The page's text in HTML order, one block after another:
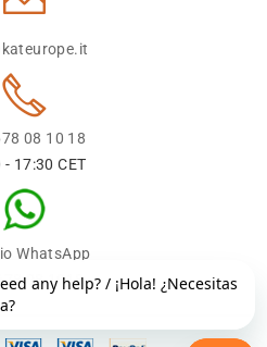
08 10 18
- 17:30 CET
WhatsApp
08 1018